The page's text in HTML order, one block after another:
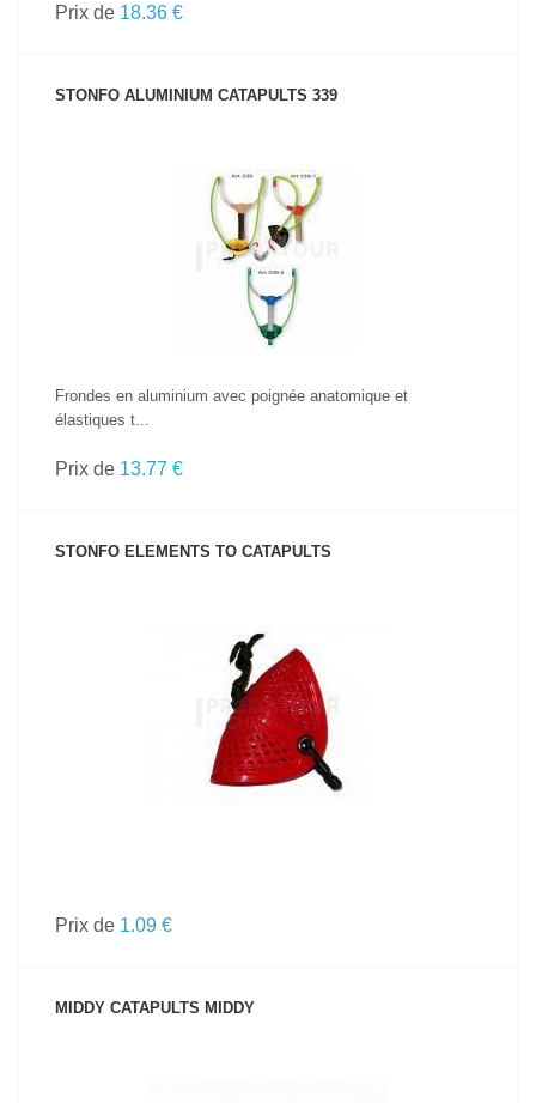
Prix de 18.36 €
STONFO ALUMINIUM CATAPULTS 339
VOIR LE PRODUIT
Frondes en aluminium avec poignée anatomique et
élastiques t...
Prix de 13.77 €
STONFO ELEMENTS TO CATAPULTS
VOIR LE PRODUIT
Prix de 1.09 €
MIDDY CATAPULTS MIDDY